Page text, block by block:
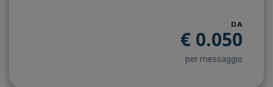
DA
€ 0.050
per messaggio